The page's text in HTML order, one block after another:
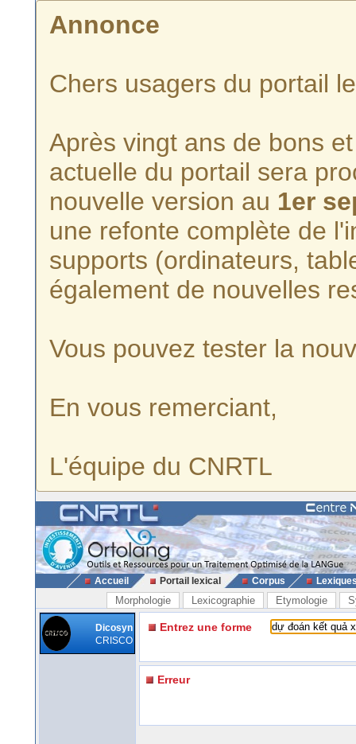
Annonce
Chers usagers du portail
Après vingt ans de bons
actuelle du portail sera
nouvelle version au 1er
une refonte complète de
supports (ordinateurs,
également de nouvelles
Vous pouvez tester la
En vous remerciant,
L'équipe du CNRTL
Accueil Portail lexical Corpus
Morphologie Lexicographie Etymologie
Dicosyn
CRISCO
Entrez une forme
Erreur